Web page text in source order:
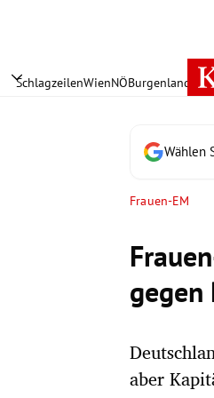
SchlagzeilenWienNÖBurgenland
Wählen
Frauen-EM
gegen
aber